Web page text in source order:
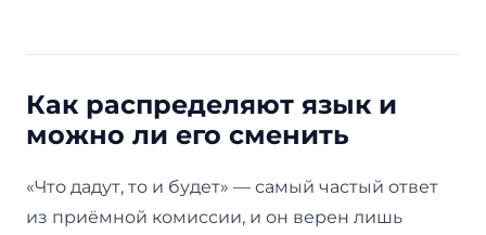
Как распределяют язык и
можно ли его сменить
«Что дадут, то и будет» — самый частый ответ
из приёмной комиссии, и он верен лишь